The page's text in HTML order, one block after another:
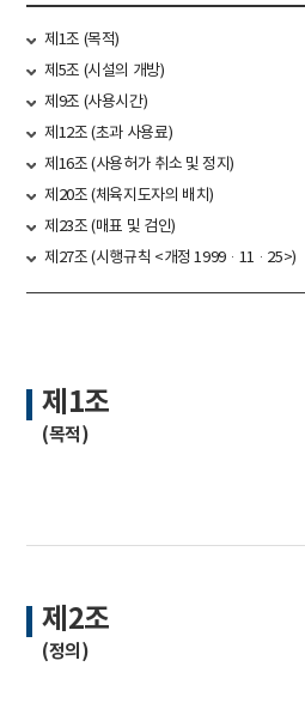
운영조례 시작
제1조 (목적)
제5조 (시설의 개방)
제9조 (사용시간)
제12조 (초과 사용료)
제16조 (사용허가 취소 및 정지)
제20조 (체육지도자의 배치)
제23조 (매표 및 검인)
제27조 (시행규칙 <개정 1999·11·25>)
제1조
(목적)
제2조
(정의)